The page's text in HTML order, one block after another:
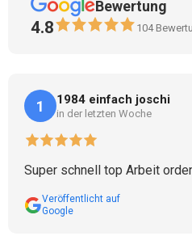
Bewertung
4.8 104
1 1984 einfach joschi
in der letzten Woche
Super schnell top Arbeit
Veröffentlicht auf
Google